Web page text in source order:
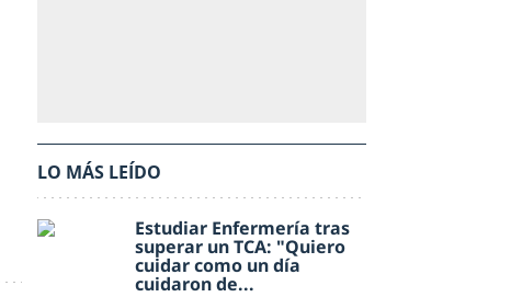
LO MÁS LEÍDO
Estudiar Enfermería tras
superar un TCA: "Quiero
cuidar como un día
cuidaron de...